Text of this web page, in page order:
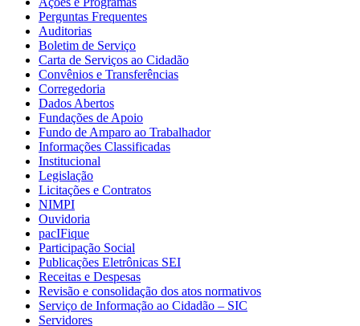
Perguntas Frequentes
Auditorias
Boletim de Serviço
Carta de Serviços ao Cidadão
Convênios e Transferências
Corregedoria
Dados Abertos
Fundações de Apoio
Fundo de Amparo ao Trabalhador
Informações Classificadas
Institucional
Legislação
Licitações e Contratos
NIMPI
Ouvidoria
pacIFique
Participação Social
Publicações Eletrônicas SEI
Receitas e Despesas
Revisão e consolidação dos atos normativos
Serviço de Informação ao Cidadão – SIC
Servidores